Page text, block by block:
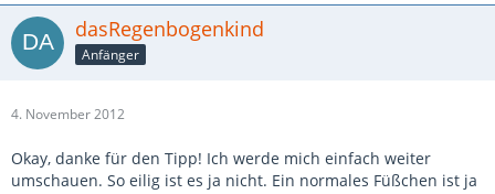
dasRegenbogenkind
Anfänger
4. November 2012
Okay, danke für den Tipp! Ich werde mich einfach weiter
umschauen. So eilig ist es ja nicht. Ein normales Füßchen ist ja